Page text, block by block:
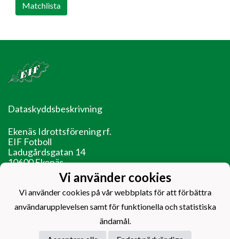
Matchlista
Dataskyddsbeskrivning
Ekenäs Idrottsförening rf.
EIF Fotboll
Ladugårdsgatan 14
10600 Ekenäs
EIF - Laget före jaget!Vi använder cookies
Vi använder cookies på vår webbplats för att förbättra
användarupplevelsen samt för funktionella och statistiska
ändamål.